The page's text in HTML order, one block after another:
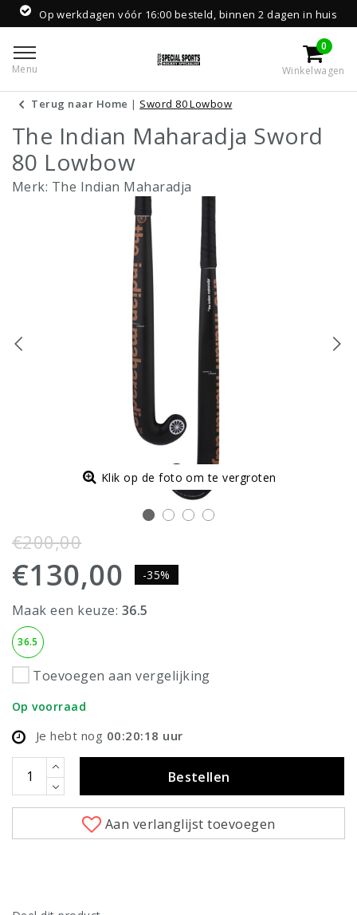
Op werkdagen vóór 16:00 besteld, binnen 2 dagen in huis
Menu
0
Winkelwagen
Terug naar Home | Sword 80 Lowbow
The Indian Maharadja Sword
80 Lowbow
Merk: The Indian Maharadja
Klik op de foto om te vergroten
€200,00
€130,00 -35%
Maak een keuze: 36.5
36.5
Toevoegen aan vergelijking
Op voorraad
Je hebt nog 00:20:18 uur
Bestellen
Aan verlanglijst toevoegen